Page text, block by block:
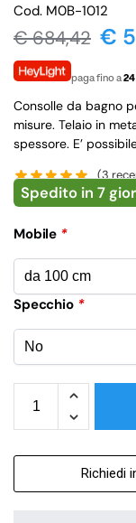
Cod. M0B-1012
€684,42 €
paga fino a
Consolle da bagno
misure. Telaio in
spessore. E’
(3
Spedito in 7
Mobile *
Specchio *
Richiedi